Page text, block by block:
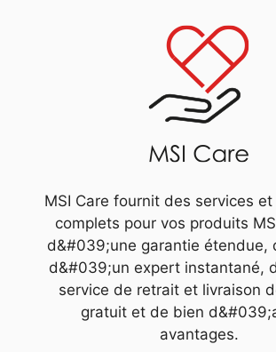
MSI Care fournit des services
complets pour vos produits
d&#039;une garantie étendue,
d&#039;un expert instantané,
service de retrait et livraison
gratuit et de bien
avantages.